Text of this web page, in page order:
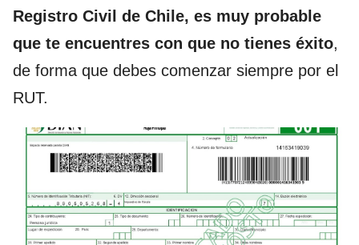
Registro Civil de Chile, es muy probable
que te encuentres con que no tienes éxito,
de forma que debes comenzar siempre por el
RUT.